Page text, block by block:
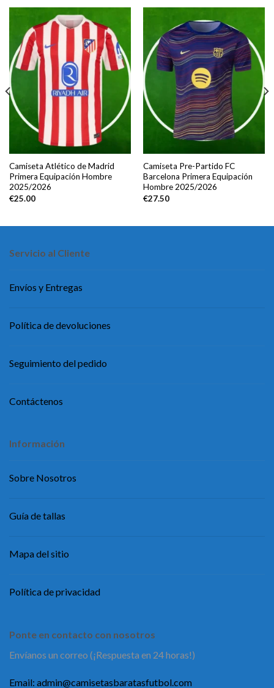
Camiseta Atlético de Madrid
Primera Equipación Hombre
2025/2026
€25.00
Camiseta Pre-Partido FC
Barcelona Primera Equipación
Hombre 2025/2026
€27.50
Servicio al Cliente
Envíos y Entregas
Política de devoluciones
Seguimiento del pedido
Contáctenos
Información
Sobre Nosotros
Guía de tallas
Mapa del sitio
Política de privacidad
Ponte en contacto con nosotros
Envíanos un correo (¡Respuesta en 24 horas!)
Email: admin@camisetasbaratasfutbol.com